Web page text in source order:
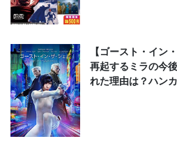
【ゴースト・イン
再起するミラの今
れた理由は？ハン